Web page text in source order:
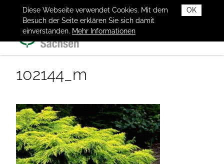
OK
Diese Webseite verwendet Cookies. Mit dem
Besuch der Seite erklären Sie sich damit
einverstanden. Mehr Informationen
102144_m